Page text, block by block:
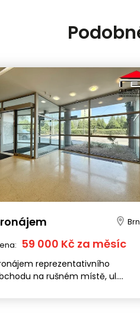
59 000 Kč za měsíc
reprezentativního
na rušném místě, ul.